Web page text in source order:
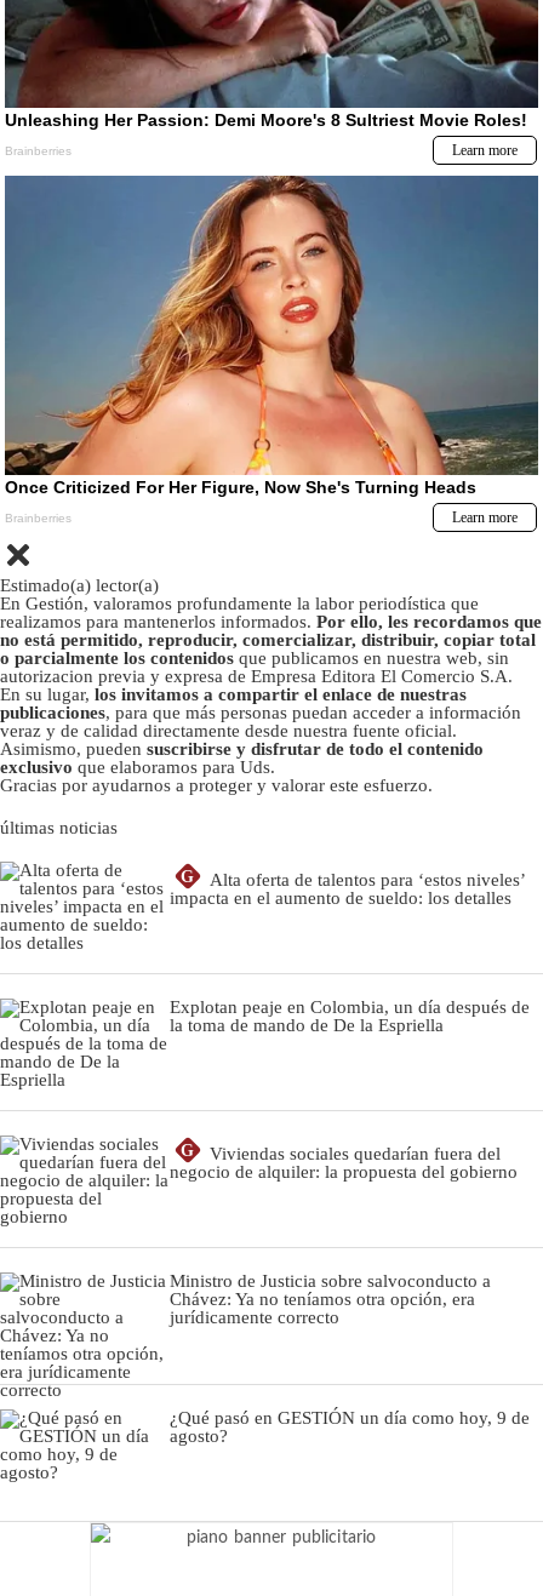
Estimado(a) lector(a)
En Gestión, valoramos profundamente la labor periodística que
realizamos para mantenerlos informados. Por ello, les recordamos que
no está permitido, reproducir, comercializar, distribuir, copiar total
o parcialmente los contenidos que publicamos en nuestra web, sin
autorizacion previa y expresa de Empresa Editora El Comercio S.A.
En su lugar, los invitamos a compartir el enlace de nuestras
publicaciones, para que más personas puedan acceder a información
veraz y de calidad directamente desde nuestra fuente oficial.
Asimismo, pueden suscribirse y disfrutar de todo el contenido
exclusivo que elaboramos para Uds.
Gracias por ayudarnos a proteger y valorar este esfuerzo.
últimas noticias
G
Alta oferta de talentos para ‘estos niveles’
impacta en el aumento de sueldo: los detalles
Explotan peaje en Colombia, un día después de
la toma de mando de De la Espriella
G
Viviendas sociales quedarían fuera del
negocio de alquiler: la propuesta del gobierno
Ministro de Justicia sobre salvoconducto a
Chávez: Ya no teníamos otra opción, era
jurídicamente correcto
¿Qué pasó en GESTIÓN un día como hoy, 9 de
agosto?